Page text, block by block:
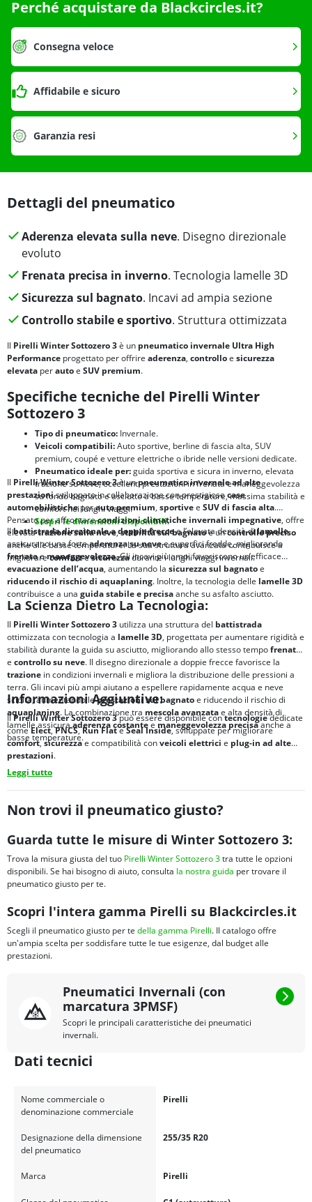
Perché acquistare da Blackcircles.it?
Consegna veloce
Affidabile e sicuro
Garanzia resi
Dettagli del pneumatico
Aderenza elevata sulla neve. Disegno direzionale
evoluto
Frenata precisa in inverno. Tecnologia lamelle 3D
Sicurezza sul bagnato. Incavi ad ampia sezione
Controllo stabile e sportivo. Struttura ottimizzata
Il Pirelli Winter Sottozero 3è un pneumatico invernale Ultra High
Performance progettato per offrire aderenza, controlloe sicurezza
elevata perautoe SUV premium.
Specifiche tecniche del Pirelli Winter
Sottozero 3
Tipo di pneumatico: Invernale.
Veicoli compatibili:Auto sportive, berline di fascia alta, SUV
premium, coupé e vetture elettriche o ibride nelle versioni dedicate.
Pneumatico ideale per:guida sportiva e sicura in inverno, elevata
trazione su neve, eccellenti prestazioni in frenata e maneggevolezza
su fondo bagnato e asciutto a basse temperature, massima stabilità e
comfort nei lunghi viaggi.
Scopri le dimensioni disponibili.
Il Pirelli Winter Sottozero 3è unpneumatico invernale ad alte
prestazionisviluppato in collaborazione con prestigiosecase
automobilisticheperauto premium, sportivee SUV di fascia alta.
Pensato per affrontarecondizioni climatiche invernali impegnative, offre
elevatatrazione sulla neve,stabilità sul bagnatoe uncontrollo preciso
anche alle basse temperature. La sua struttura avanzata contribuisce a
migliorarecomfortesicurezzadurante i lunghi viaggi invernali.
Ilbattistrada direzionale a doppie freccee l’elevata densità dilamelle
assicurano una forteaderenza su nevee superfici fredde, migliorando
frenataemaneggevolezza. Gli incavi più ampi favoriscono un’efficace
evacuazione dell’acqua, aumentando la sicurezza sul bagnatoe
riducendo il rischio di aquaplaning. Inoltre, la tecnologia delle lamelle 3D
contribuisce a una guida stabile e precisaanche su asfalto asciutto.
La Scienza Dietro La Tecnologia:
Il Pirelli Winter Sottozero 3 utilizza una struttura del battistrada
ottimizzata con tecnologia a lamelle 3D, progettata per aumentare rigidità e
stabilità durante la guida su asciutto, migliorando allo stesso tempofrenata
e controllo su neve. Il disegno direzionale a doppie frecce favorisce la
trazione in condizioni invernali e migliora la distribuzione delle pressioni a
terra. Gli incavi più ampi aiutano a espellere rapidamente acqua e neve
sciolta, aumentando leprestazioni sul bagnatoe riducendo il rischio di
aquaplaning. La combinazione tra mescola avanzatae alta densità di
lamelle assicuraaderenza costantee maneggevolezza precisaanche a
basse temperature.
Informazioni Aggiuntive:
IlPirelli Winter Sottozero 3può essere disponibile contecnologiededicate
comeElect,PNCS,Run FlateSeal Inside, sviluppate per migliorare
comfort,sicurezzae compatibilità conveicoli elettrici e plug-in ad alte
prestazioni.
Leggi tutto
Non trovi il pneumatico giusto?
Guarda tutte le misure di Winter Sottozero 3:
Trova la misura giusta del tuo Pirelli Winter Sottozero 3tra tutte le opzioni
disponibili. Se hai bisogno di aiuto, consulta la nostra guida per trovare il
pneumatico giusto per te.
Scopri l'intera gamma Pirelli su Blackcircles.it
Scegli il pneumatico giusto per te della gamma Pirelli. Il catalogo offre
un'ampia scelta per soddisfare tutte le tue esigenze, dal budget alle
prestazioni.
Pneumatici Invernali (con
marcatura 3PMSF)
Scopri le principali caratteristiche dei pneumatici
invernali.
Dati tecnici
Nome commerciale o
denominazione commerciale
Pirelli
Designazione della dimensione
del pneumatico
255/35 R20
Marca Pirelli